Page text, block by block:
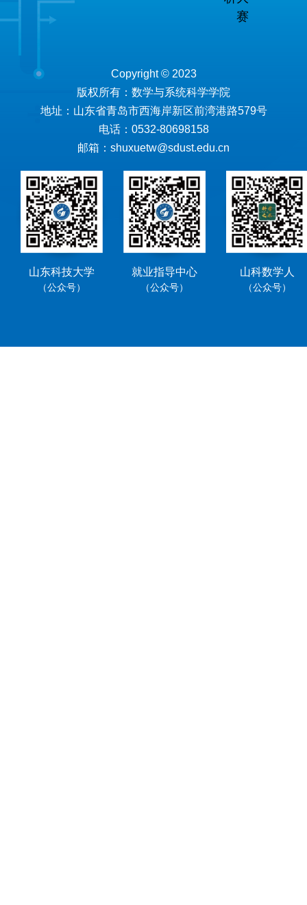
赛
Copyright © 2023
版权所有：数学与系统科学学院
地址：山东省青岛市西海岸新区前湾港路579号
电话：0532-80698158
邮箱：shuxuetw@sdust.edu.cn
山东科技大学
（公众号）
就业指导中心
（公众号）
山科数学人
（公众号）